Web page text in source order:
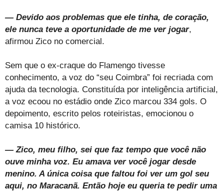
— Devido aos problemas que ele tinha, de coração,
ele nunca teve a oportunidade de me ver jogar,
afirmou Zico no comercial.
Sem que o ex-craque do Flamengo tivesse
conhecimento, a voz do “seu Coimbra” foi recriada com
ajuda da tecnologia. Constituída por inteligência artificial,
a voz ecoou no estádio onde Zico marcou 334 gols. O
depoimento, escrito pelos roteiristas, emocionou o
camisa 10 histórico.
— Zico, meu filho, sei que faz tempo que você não
ouve minha voz. Eu amava ver você jogar desde
menino. A única coisa que faltou foi ver um gol seu
aqui, no Maracanã. Então hoje eu queria te pedir uma